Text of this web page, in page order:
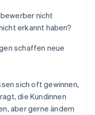
nicht
erkannt haben?
schaffen neue
sich oft gewinnen,
die Kundinnen
aber gerne ändern